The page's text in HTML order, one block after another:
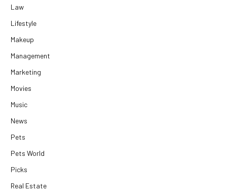
Law
Lifestyle
Makeup
Management
Marketing
Movies
Music
News
Pets
Pets World
Picks
Real Estate